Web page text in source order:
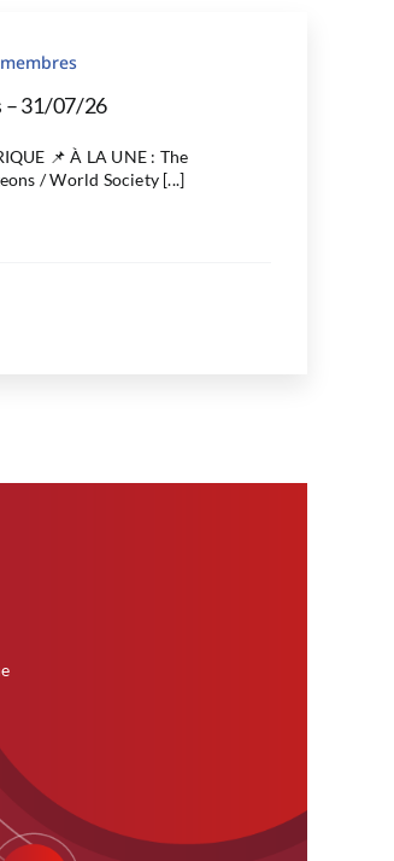
– 31/07/26
📌 À LA UNE : The
/ World Society [...]